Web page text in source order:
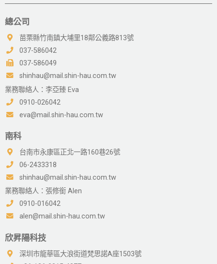
總公司
苗栗縣竹南鎮大埔里18鄰公義路813號
037-586042
037-586049
shinhau@mail.shin-hau.com.tw
業務聯絡人：李亞臻 Eva
0910-026042
eva@mail.shin-hau.com.tw
南科
台南市永康區正北一路160巷26號
06-2433318
shinhau@mail.shin-hau.com.tw
業務聯絡人：張修銜 Alen
0910-016042
alen@mail.shin-hau.com.tw
欣昇陽科技
深圳市龍華區大浪街道梵思諾A座1503號